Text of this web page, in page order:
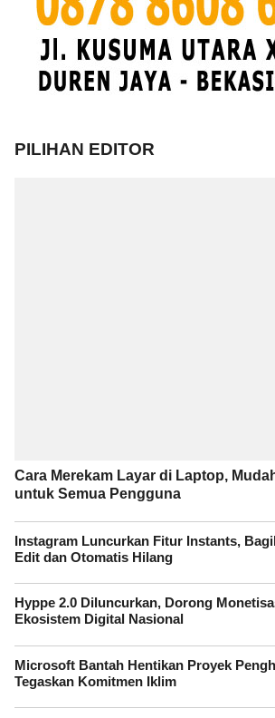
PILIHAN EDITOR
Cara Merekam Layar di Laptop,
untuk Semua Pengguna
Instagram Luncurkan Fitur Instants,
Edit dan Otomatis Hilang
Hyppe 2.0 Diluncurkan, Dorong
Ekosistem Digital Nasional
Microsoft Bantah Hentikan Proyek
Tegaskan Komitmen Iklim